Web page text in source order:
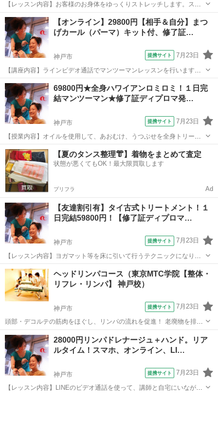
【レッスン内容】お客様のお身体をゆっくりストレッチします。スト
レッチ単品メニュー、更には他の技術の前後に追加して行うことがで
きるテクニックです！うつ伏せ、あお向け、座位のテクニックをお教
えします。気持ちよいストレッチなので、...
兵庫 神戸市
【オンライン】29800円【相手＆自分】まつ
げカール（パーマ）キット付、修了証…
神戸市 提携サイト 7月23日
【講座内容】ラインビデオ通話でマンツーマンレッスンを行います。
テキストを用いて学科と実技を行います。テキストや商材は事前に発
送いたします。その為、復習も可能です。一部の商材付きです。（ご
予約頂いた際にご案内しますが、薬剤は事...
兵庫 神戸市 メイク
69800円★全身ハワイアンロミロミ！１日完
結マンツーマン★修了証ディプロマ発…
神戸市 提携サイト 7月23日
【授業内容】オイルを使用して、あおむけ、うつぶせを全身トリート
メント致します。（一部頭部はオイル無し）お客様に併せて、圧の強
弱は変更できます。とてもなめらかで気持ちよくて眠くなってしまい
ます。完全マンツーマンレッスンの為、安...
兵庫 神戸市 マッサージ
【夏のタンス整理👘】着物をまとめて査定
状態が悪くてもOK！最大限買取します
プリフラ Ad
【友達割引有】タイ古式トリートメント！１
日完結59800円！【修了証ディプロマ…
神戸市 提携サイト 7月23日
【レッスン内容】ヨガマット等を床に引いて行うテクニックになりま
す。レッスンは学科と実技を行い、体感して頂きます。お客様は洋服
を脱がずそのまま行います。お客様へ圧をゆっくり加えながら押して
いくテクニックと、ヨガの要素を兼ね備え...
兵庫 神戸市 マッサージ
ヘッドリンパコース（東京MTC学院【整体・
リフレ・リンパ】 神戸校）
神戸市 提携サイト 7月23日
頭部・デコルテの筋肉をほぐし、リンパの流れを促進！ 老廃物を排出
しやすくすることで、肩こり・眼精疲労やフェイスラインのリフトア
ップにも効果◎スキルアップや集客アップにもおすすめのコースで
す。 ☆1クラス4名までの完全個別指...
兵庫 神戸市 マッサージ
28000円リンパドレナージュ＋ハンド。リア
ルタイム！スマホ、オンライン、LI…
神戸市 提携サイト 7月23日
【レッスン内容】LINEのビデオ通話を使って、講師と自宅にいながら